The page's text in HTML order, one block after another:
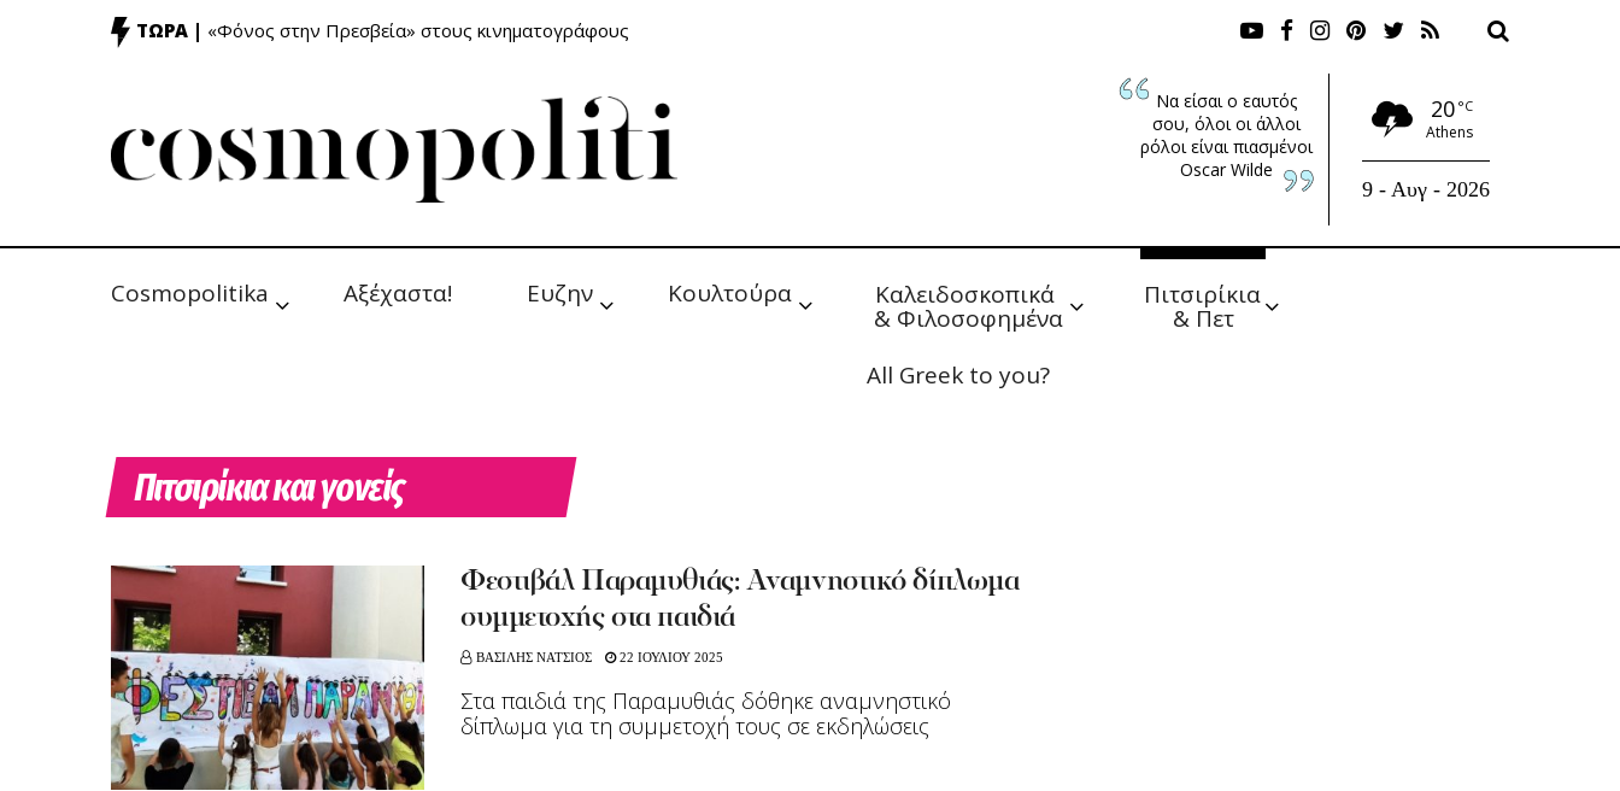
ΤΩΡΑ | «Φόνος στην Πρεσβεία» στους κινηματογράφους
Να είσαι ο εαυτός
σου, όλοι οι άλλοι
ρόλοι είναι πιασμένοι
Oscar Wilde
20 °C
Athens
9 - Αυγ - 2026
Cosmopolitika Αξέχαστα! Ευζην Κουλτούρα Καλειδοσκοπικά
& Φιλοσοφημένα
Πιτσιρίκια
& Πετ
All Greek to you?
Πιτσιρίκια και γονείς
Φεστιβάλ Παραμυθιάς: Αναμνηστικό δίπλωμα
συμμετοχής στα παιδιά
ΒΑΣΙΛΗΣ ΝΑΤΣΙΟΣ 22 ΙΟΥΛΙΟΥ 2025
Στα παιδιά της Παραμυθιάς δόθηκε αναμνηστικό
δίπλωμα για τη συμμετοχή τους σε εκδηλώσεις